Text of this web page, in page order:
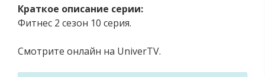
Краткое описание серии:
Фитнес 2 сезон 10 серия.
Смотрите онлайн на UniverTV.